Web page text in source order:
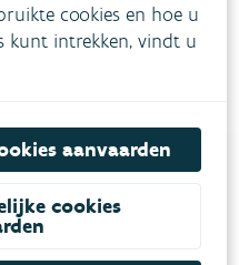
ongezond voor wie
cookies en hoe u
kunt intrekken, vindt u
aanvaarden
cookies